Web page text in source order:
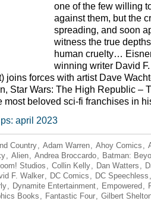
one of the few willing
against them, but the
spreading, and soon
witness the true
human cruelty…
winning writer David
joins forces with artist Dave
Star Wars: The High Republic –
most beloved sci-fi franchises in
april 2023
Country, Adam Warren, Ahoy Comics ,
, Alien, Andrea Broccardo, Batman:
Studios, Collin Kelly, Dan Watters ,
F. Walker, DC Comics , DC Speechless
, Dynamite Entertainment, Empowered ,
Books, Fantastic Four, Gilbert